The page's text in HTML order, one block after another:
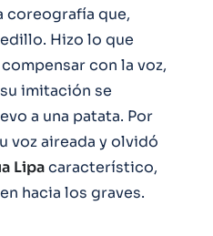
coreografía que,
Hizo lo que
con la voz,
imitación se
a una patata. Por
voz aireada y olvidó
Lipacaracterístico,
hacia los graves.